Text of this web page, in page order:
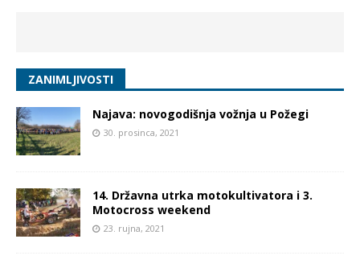
ZANIMLJIVOSTI
Najava: novogodišnja vožnja u Požegi
30. prosinca, 2021
14. Državna utrka motokultivatora i 3.
Motocross weekend
23. rujna, 2021